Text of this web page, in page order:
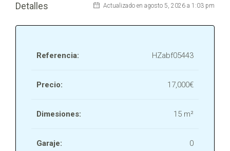
Detalles Actualizado en agosto 5, 2026 a 1:03 pm
Referencia: HZabf05443
Precio: 17,000€
Dimesiones: 15 m²
Garaje: 0